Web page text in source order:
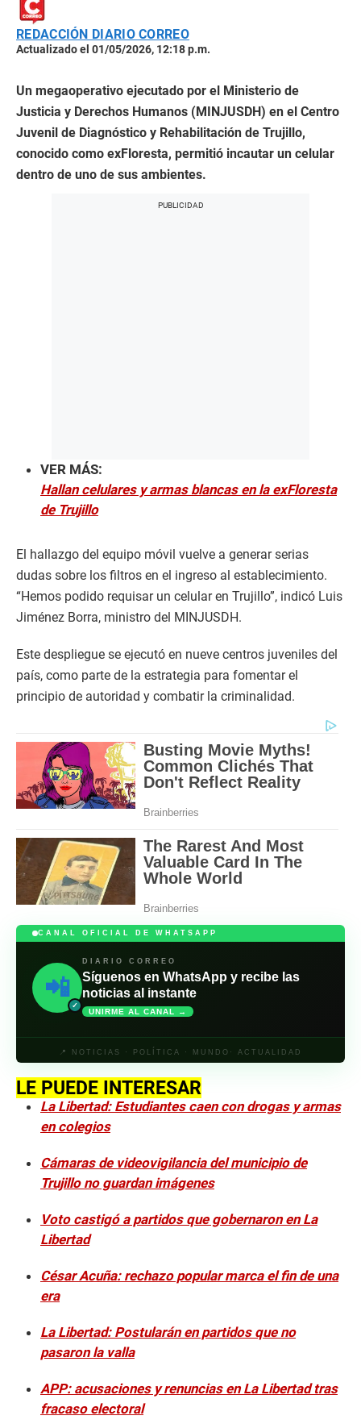
REDACCIÓN DIARIO CORREO
Actualizado el 01/05/2026, 12:18 p.m.
Un megaoperativo ejecutado por el Ministerio de
Justicia y Derechos Humanos (MINJUSDH) en el Centro
Juvenil de Diagnóstico y Rehabilitación de Trujillo,
conocido como exFloresta, permitió incautar un celular
dentro de uno de sus ambientes.
VER MÁS:
Hallan celulares y armas blancas en la exFloresta
de Trujillo
El hallazgo del equipo móvil vuelve a generar serias
dudas sobre los filtros en el ingreso al establecimiento.
“Hemos podido requisar un celular en Trujillo”, indicó Luis
Jiménez Borra, ministro del MINJUSDH.
Este despliegue se ejecutó en nueve centros juveniles del
país, como parte de la estrategia para fomentar el
principio de autoridad y combatir la criminalidad.
CANAL OFICIAL DE WHATSAPP
📲
✓
DIARIO CORREO
Síguenos en WhatsApp y recibe las
noticias al instante
UNIRME AL CANAL →
📍 NOTICIAS · POLÍTICA · MUNDO· ACTUALIDAD
LE PUEDE INTERESAR
La Libertad: Estudiantes caen con drogas y armas
en colegios
Cámaras de videovigilancia del municipio de
Trujillo no guardan imágenes
Voto castigó a partidos que gobernaron en La
Libertad
César Acuña: rechazo popular marca el fin de una
era
La Libertad: Postularán en partidos que no
pasaron la valla
APP: acusaciones y renuncias en La Libertad tras
fracaso electoral